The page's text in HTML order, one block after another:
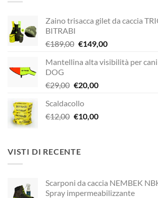
Zaino trisacca gilet da caccia
BITRABI
€189,00 Il
originale
€189,00.
€149,00Il
attuale
Mantellina alta visibilità per cani
DOG
€29,00 Il
originale
era:
€20,00Il
è:
Scaldacollo
€12,00 Il
era:
€10,00Il
VISTI DI RECENTE
Scarponi da caccia NEMBEK
Spray impermeabilizzante